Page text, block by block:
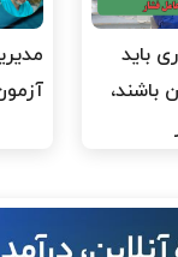
باید
باشند،